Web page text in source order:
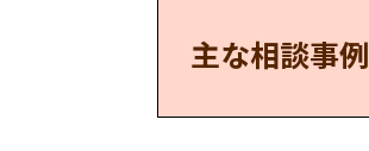
主な相談事例